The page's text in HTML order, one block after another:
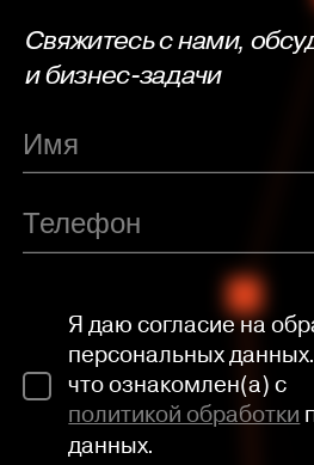
Свяжитесь с нами,
и бизнес-задачи
Я даю согласие на
персональных
что ознакомлен(а) с
политикой обработки
данных.